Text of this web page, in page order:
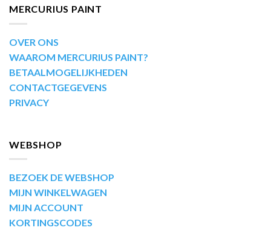
MERCURIUS PAINT
OVER ONS
WAAROM MERCURIUS PAINT?
BETAALMOGELIJKHEDEN
CONTACTGEGEVENS
PRIVACY
WEBSHOP
BEZOEK DE WEBSHOP
MIJN WINKELWAGEN
MIJN ACCOUNT
KORTINGSCODES